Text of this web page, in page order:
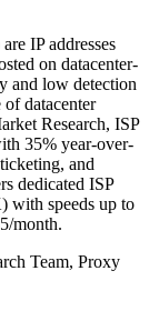
IP addresses
on datacenter-
and low detection
datacenter
Research, ISP
35% year-over-
and
dedicated ISP
with speeds up to
month.
Team, Proxy